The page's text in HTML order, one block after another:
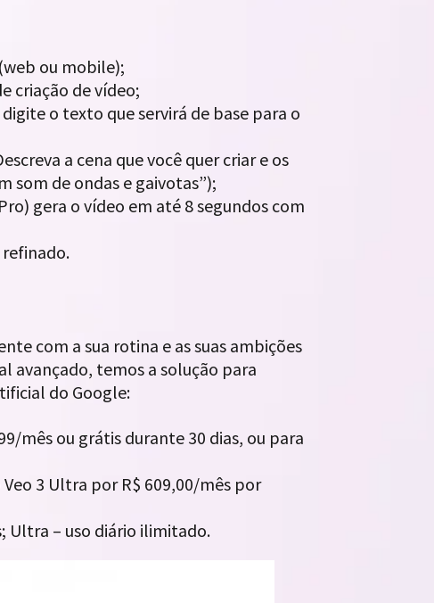
ou mobile);
criação de vídeo;
o texto que servirá de base para o
a cena que você quer criar e os
som de ondas e gaivotas”);
gera o vídeo em até 8 segundos com
com a sua rotina e as suas ambições
avançado, temos a solução para
do Google:
mês ou grátis durante 30 dias, ou para
3 Ultra por R$ 609,00/mês por
Ultra – uso diário ilimitado.